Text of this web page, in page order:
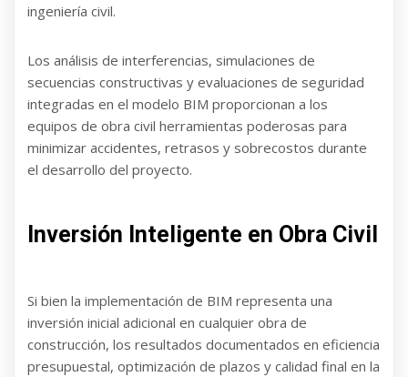
ingeniería civil.
Los análisis de interferencias, simulaciones de
secuencias constructivas y evaluaciones de seguridad
integradas en el modelo BIM proporcionan a los
equipos de obra civil herramientas poderosas para
minimizar accidentes, retrasos y sobrecostos durante
el desarrollo del proyecto.
Inversión Inteligente en Obra Civil
Si bien la implementación de BIM representa una
inversión inicial adicional en cualquier obra de
construcción, los resultados documentados en eficiencia
presupuestal, optimización de plazos y calidad final en la